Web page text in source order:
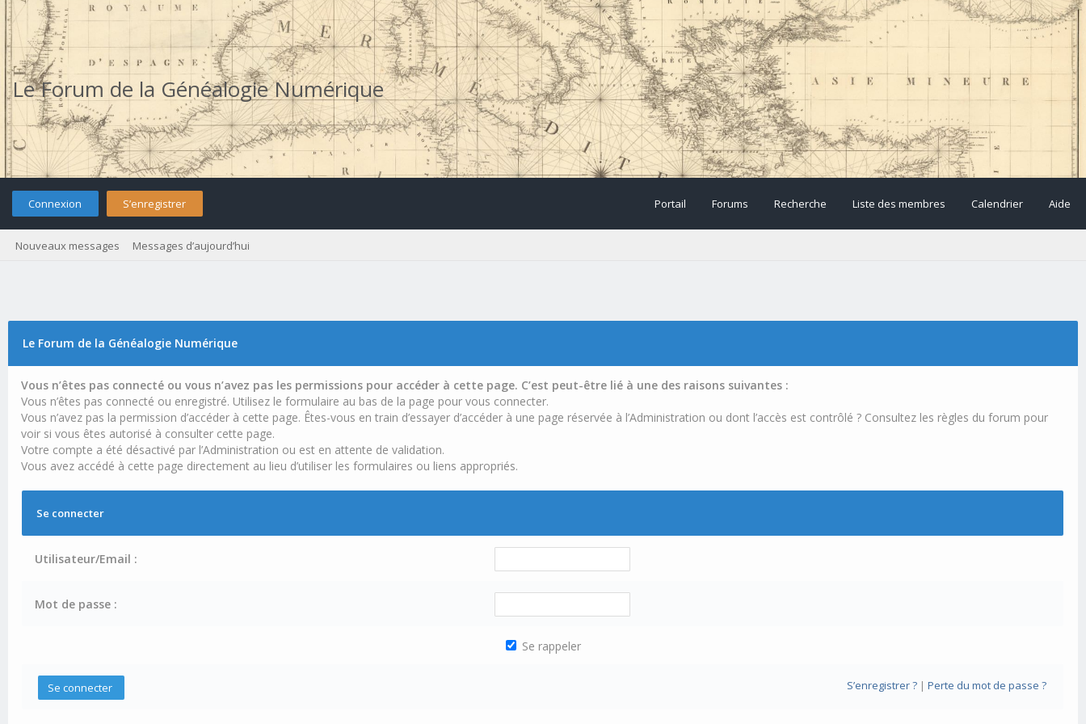
Le Forum de la Généalogie Numérique
Connexion S’enregistrer Portail Forums Recherche Liste des membres Calendrier Aide
Nouveaux messages Messages d’aujourd’hui
Le Forum de la Généalogie Numérique
Vous n’êtes pas connecté ou vous n’avez pas les permissions pour accéder à cette page. C’est peut-être lié à une des raisons suivantes :
Vous n’êtes pas connecté ou enregistré. Utilisez le formulaire au bas de la page pour vous connecter.
Vous n’avez pas la permission d’accéder à cette page. Êtes-vous en train d’essayer d’accéder à une page réservée à l’Administration ou dont l’accès est contrôlé ? Consultez les règles du forum pour
voir si vous êtes autorisé à consulter cette page.
Votre compte a été désactivé par l’Administration ou est en attente de validation.
Vous avez accédé à cette page directement au lieu d’utiliser les formulaires ou liens appropriés.
Se connecter
Utilisateur/Email :
Mot de passe :
Se rappeler
S’enregistrer ?| Perte du mot de passe ?